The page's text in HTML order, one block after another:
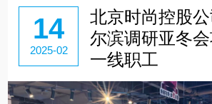
14
2025-02
北京时尚控股
尔滨调研亚冬
一线职工